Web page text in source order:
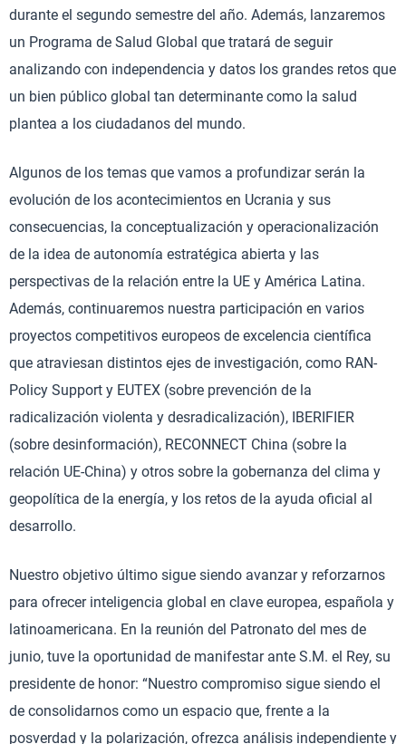
durante el segundo semestre del año. Además, lanzaremos
un Programa de Salud Global que tratará de seguir
analizando con independencia y datos los grandes retos que
un bien público global tan determinante como la salud
plantea a los ciudadanos del mundo.
Algunos de los temas que vamos a profundizar serán la
evolución de los acontecimientos en Ucrania y sus
consecuencias, la conceptualización y operacionalización
de la idea de autonomía estratégica abierta y las
perspectivas de la relación entre la UE y América Latina.
Además, continuaremos nuestra participación en varios
proyectos competitivos europeos de excelencia científica
que atraviesan distintos ejes de investigación, como RAN-
Policy Support y EUTEX (sobre prevención de la
radicalización violenta y desradicalización), IBERIFIER
(sobre desinformación), RECONNECT China (sobre la
relación UE-China) y otros sobre la gobernanza del clima y
geopolítica de la energía, y los retos de la ayuda oficial al
desarrollo.
Nuestro objetivo último sigue siendo avanzar y reforzarnos
para ofrecer inteligencia global en clave europea, española y
latinoamericana. En la reunión del Patronato del mes de
junio, tuve la oportunidad de manifestar ante S.M. el Rey, su
presidente de honor: “Nuestro compromiso sigue siendo el
de consolidarnos como un espacio que, frente a la
posverdad y la polarización, ofrezca análisis independiente y